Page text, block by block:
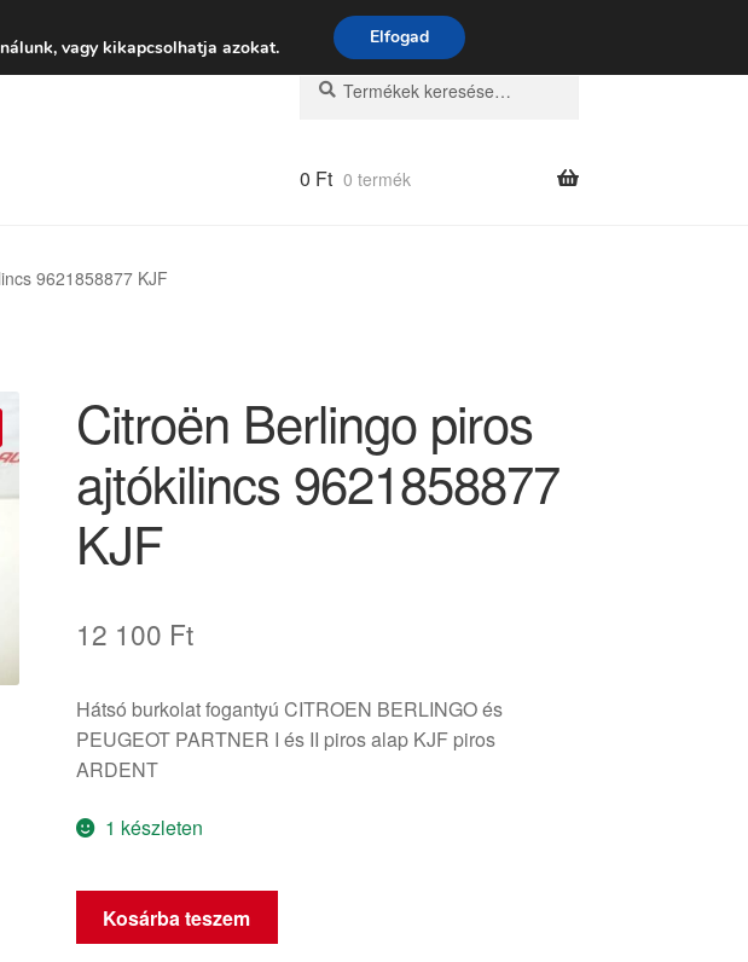
Hétfő-Péntek 9:00–16:0006 80 088 054
Keresés
Keresés
0 Ft 0 termék
9621858877 KJF
Citroën Berlingo piros
ajtókilincs 9621858877
KJF
12 100 Ft
Hátsó burkolat fogantyú CITROEN BERLINGO és
PEUGEOT PARTNER I és II piros alap KJF piros
ARDENT
1 készleten
Citroën
Berlingo
Kosárba teszem
vagy kikapcsolhatja azokat. Elfogad